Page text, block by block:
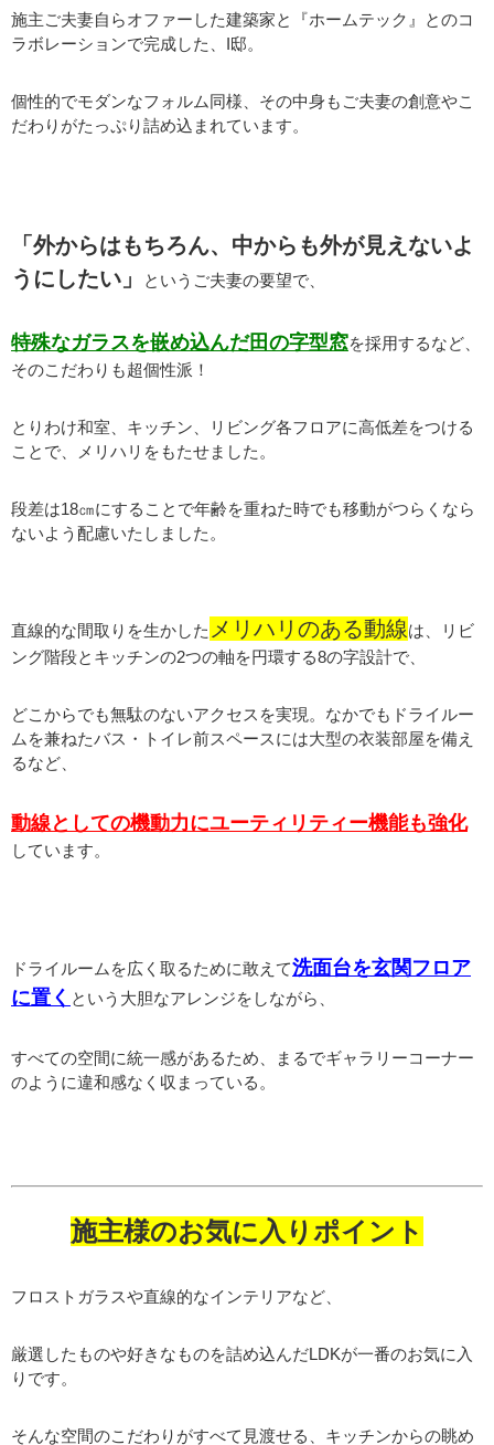
施主ご夫妻自らオファーした建築家と『ホームテック』とのコ
ラボレーションで完成した、I邸。
個性的でモダンなフォルム同様、その中身もご夫妻の創意やこ
だわりがたっぷり詰め込まれています。
「外からはもちろん、中からも外が見えないよ
うにしたい」
というご夫妻の要望で、
特殊なガラスを嵌め込んだ田の字型窓を採用するなど、
そのこだわりも超個性派！
とりわけ和室、キッチン、リビング各フロアに高低差をつける
ことで、メリハリをもたせました。
段差は18㎝にすることで年齢を重ねた時でも移動がつらくなら
ないよう配慮いたしました。
直線的な間取りを生かした メリハリのある動線は、リビ
ング階段とキッチンの2つの軸を円環する8の字設計で、
どこからでも無駄のないアクセスを実現。なかでもドライルー
ムを兼ねたバス・トイレ前スペースには大型の衣装部屋を備え
るなど、
動線としての機動力にユーティリティー機能も強化
しています。
ドライルームを広く取るために敢えて洗面台を玄関フロア
に置く という大胆なアレンジをしながら、
すべての空間に統一感があるため、まるでギャラリーコーナー
のように違和感なく収まっている。
施主様のお気に入りポイント
フロストガラスや直線的なインテリアなど、
厳選したものや好きなものを詰め込んだLDKが一番のお気に入
りです。
そんな空間のこだわりがすべて見渡せる、キッチンからの眺め